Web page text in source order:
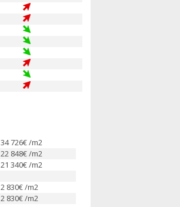
34 726€ /m2
22 848€ /m2
21 340€ /m2
2 830€ /m2
2 830€ /m2